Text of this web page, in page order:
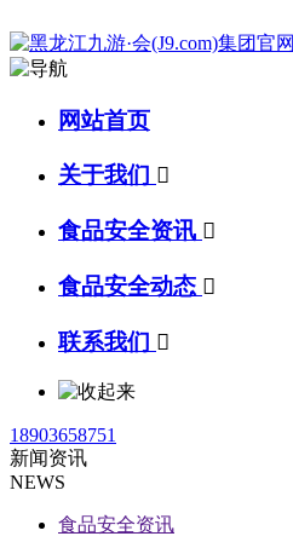
网站首页
关于我们 
食品安全资讯 
食品安全动态 
联系我们 
18903658751
新闻资讯
NEWS
食品安全资讯